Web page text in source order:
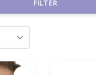
FILTER